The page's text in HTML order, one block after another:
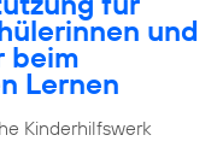
und
beim
Lernen
Kinderhilfswerk